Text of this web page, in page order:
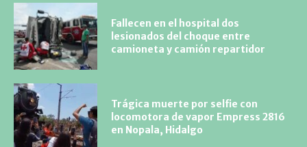
Fallecen en el hospital dos
lesionados del choque entre
camioneta y camión repartidor
Trágica muerte por selfie con
locomotora de vapor Empress 2816
en Nopala, Hidalgo